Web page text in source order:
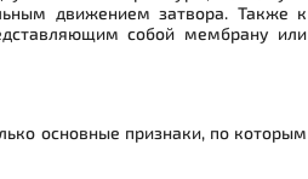
движением затвора. Также к
собой мембрану или
основные признаки, по которым